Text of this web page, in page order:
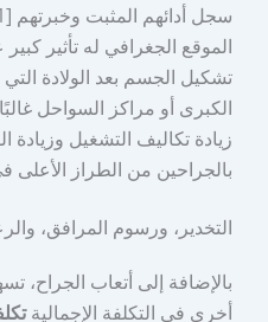
الموقع الجغرافي له تأثير
تشكيل الجسم بعد الولادة
الكبرى أو مراكز السواحل
زيادة تكاليف التشغيل وزيادة
بالجراحين من الطراز الأعلى
التخدير، ورسوم المرافق،
بالإضافة إلى أتعاب الجراح،
أخرى في التكلفة الإجمالية